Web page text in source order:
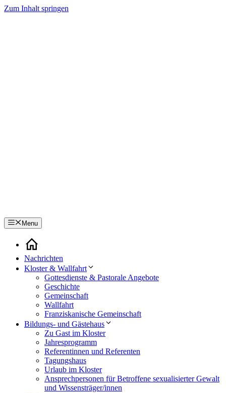
Zum Inhalt springen
Menu
Nachrichten
Kloster & Wallfahrt
Gottesdienste & Pastorale Angebote
Geschichte
Gemeinschaft
Wallfahrt
Franziskanische Gemeinschaft
Bildungs- und Gästehaus
Zu Gast im Kloster
Jahresprogramm
Referentinnen und Referenten
Tagungshaus
Urlaub im Kloster
Ansprechpersonen für Betroffene sexualisierter Gewalt
und Wissensträger/innen